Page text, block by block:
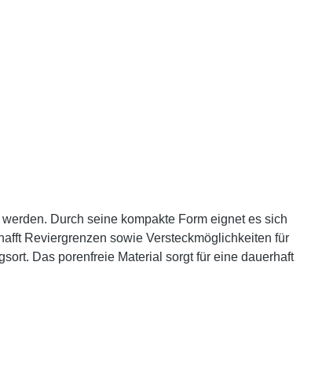
Durch seine kompakte Form eignet es sich
Reviergrenzen sowie Versteckmöglichkeiten für
Das porenfreie Material sorgt für eine dauerhaft